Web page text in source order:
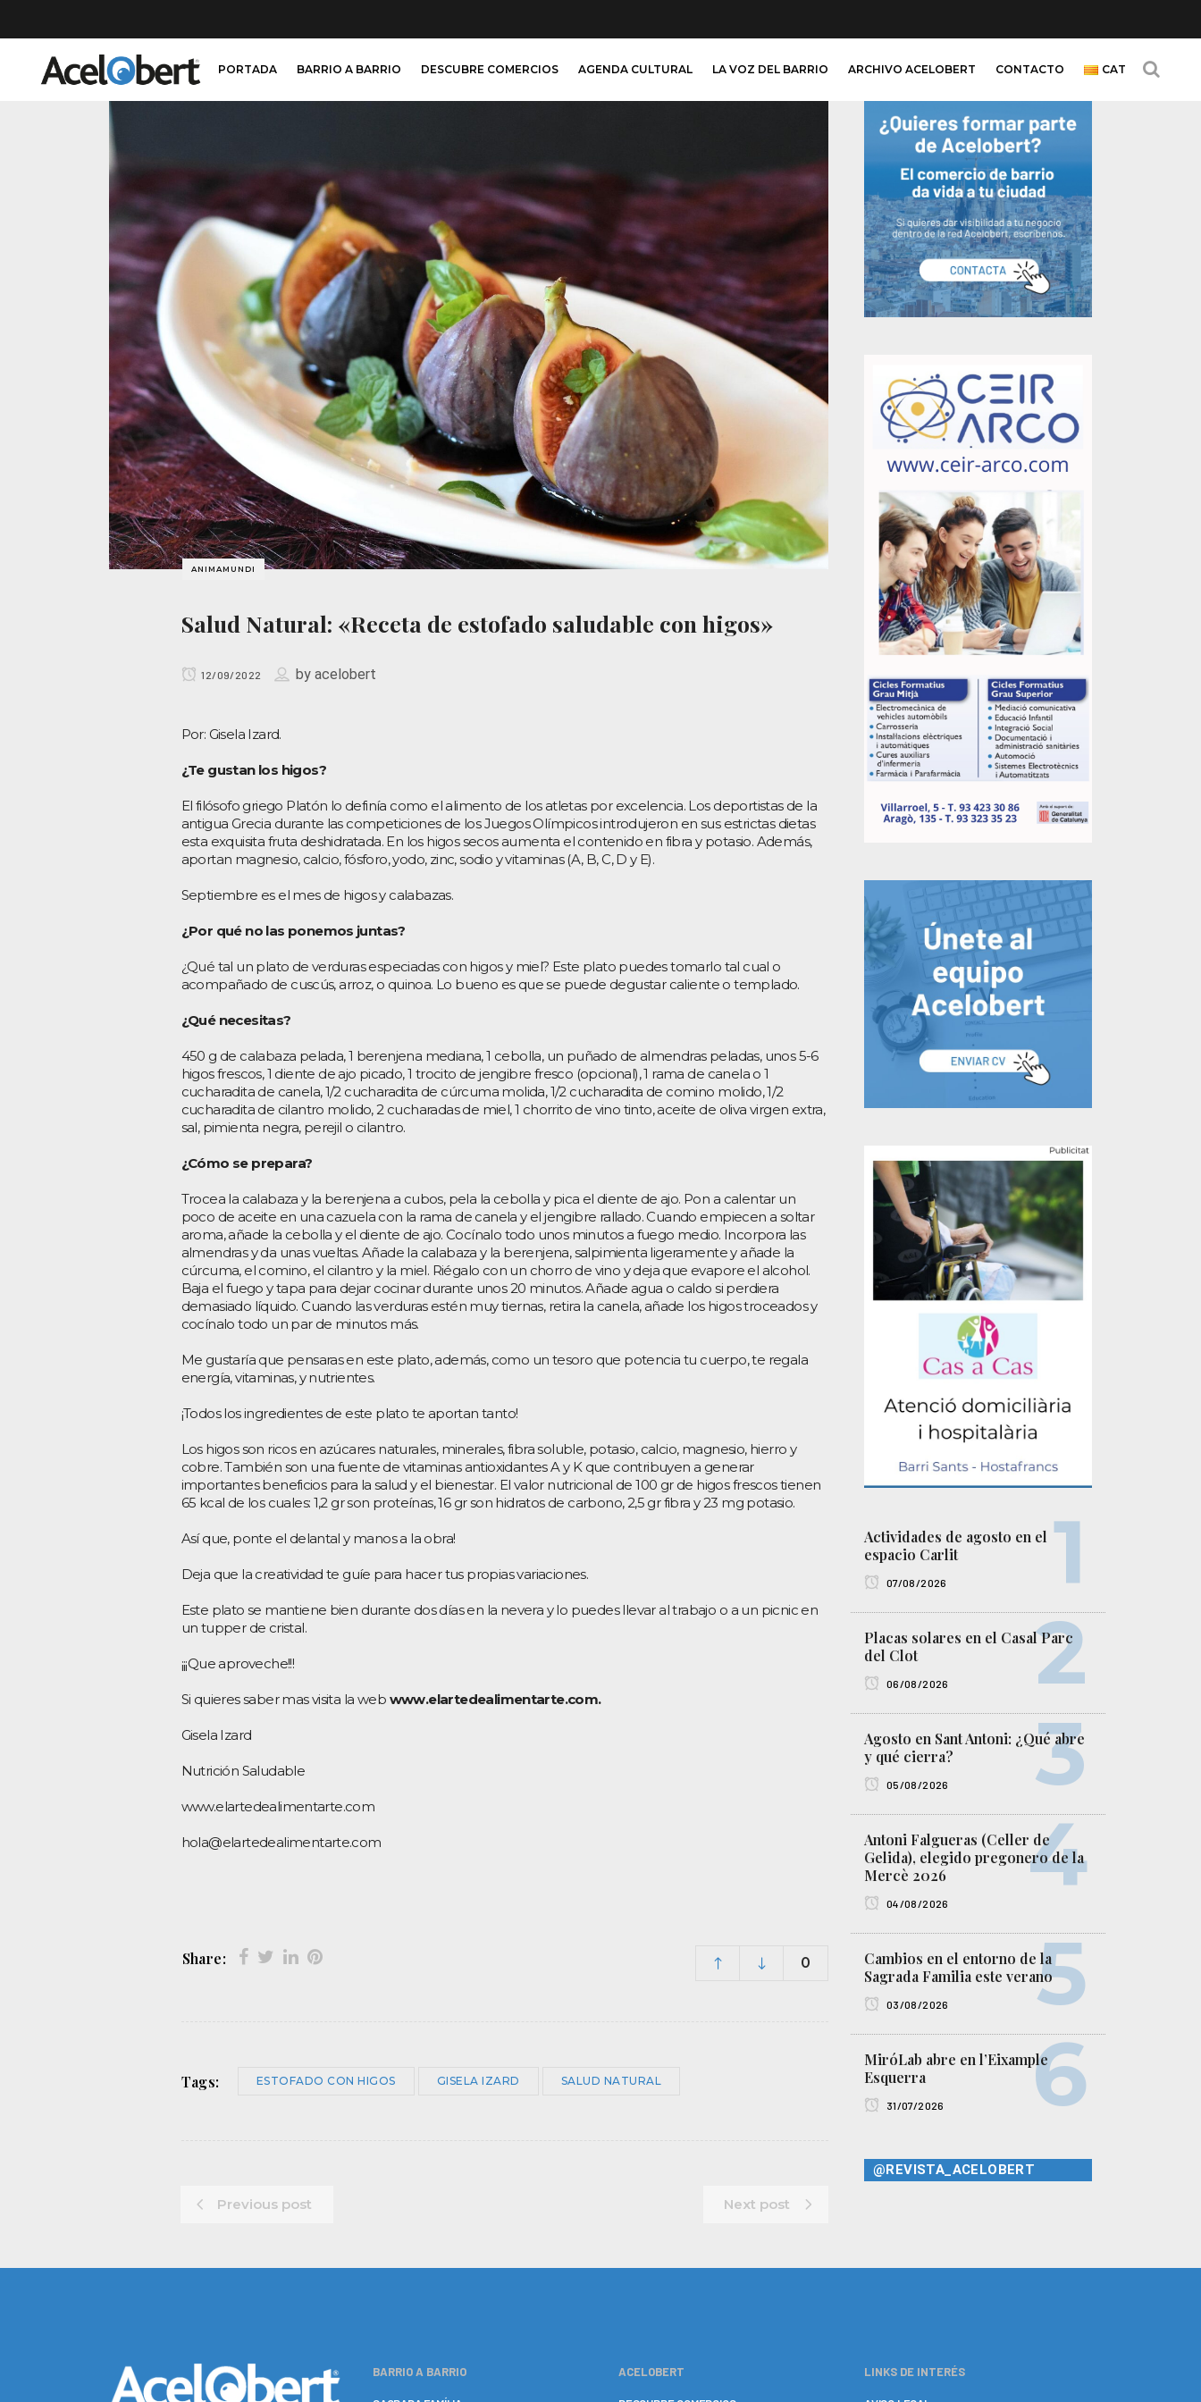
PORTADA BARRIO A BARRIO DESCUBRE COMERCIOS AGENDA CULTURAL LA VOZ DEL BARRIO ARCHIVO ACELOBERT CONTACTO CAT
ANIMAMUNDI
Salud Natural: «Receta de estofado saludable con higos»
12/09/2022 byacelobert
Por: Gisela Izard.
¿Te gustan los higos?
El filósofo griego Platón lo definía como el alimento de los atletas por excelencia. Los deportistas de la
antigua Grecia durante las competiciones de los Juegos Olímpicos introdujeron en sus estrictas dietas
esta exquisita fruta deshidratada. En los higos secos aumenta el contenido en fibra y potasio. Además,
aportan magnesio, calcio, fósforo, yodo, zinc, sodio y vitaminas (A, B, C, D y E).
Septiembre es el mes de higos y calabazas.
¿Por qué no las ponemos juntas?
¿Qué tal un plato de verduras especiadas con higos y miel? Este plato puedes tomarlo tal cual o
acompañado de cuscús, arroz, o quinoa. Lo bueno es que se puede degustar caliente o templado.
¿Qué necesitas?
450 g de calabaza pelada, 1 berenjena mediana, 1 cebolla, un puñado de almendras peladas, unos 5-6
higos frescos, 1 diente de ajo picado, 1 trocito de jengibre fresco (opcional), 1 rama de canela o 1
cucharadita de canela, 1/2 cucharadita de cúrcuma molida, 1/2 cucharadita de comino molido, 1/2
cucharadita de cilantro molido, 2 cucharadas de miel, 1 chorrito de vino tinto, aceite de oliva virgen extra,
sal, pimienta negra, perejil o cilantro.
¿Cómo se prepara?
Trocea la calabaza y la berenjena a cubos, pela la cebolla y pica el diente de ajo. Pon a calentar un
poco de aceite en una cazuela con la rama de canela y el jengibre rallado. Cuando empiecen a soltar
aroma, añade la cebolla y el diente de ajo. Cocínalo todo unos minutos a fuego medio. Incorpora las
almendras y da unas vueltas. Añade la calabaza y la berenjena, salpimienta ligeramente y añade la
cúrcuma, el comino, el cilantro y la miel. Riégalo con un chorro de vino y deja que evapore el alcohol.
Baja el fuego y tapa para dejar cocinar durante unos 20 minutos. Añade agua o caldo si perdiera
demasiado líquido. Cuando las verduras estén muy tiernas, retira la canela, añade los higos troceados y
cocínalo todo un par de minutos más.
Me gustaría que pensaras en este plato, además, como un tesoro que potencia tu cuerpo, te regala
energía, vitaminas, y nutrientes.
¡Todos los ingredientes de este plato te aportan tanto!
Los higos son ricos en azúcares naturales, minerales, fibra soluble, potasio, calcio, magnesio, hierro y
cobre. También son una fuente de vitaminas antioxidantes A y K que contribuyen a generar
importantes beneficios para la salud y el bienestar. El valor nutricional de 100 gr de higos frescos tienen
65 kcal de los cuales: 1,2 gr son proteínas, 16 gr son hidratos de carbono, 2,5 gr fibra y 23 mg potasio.
Así que, ponte el delantal y manos a la obra!
Deja que la creatividad te guíe para hacer tus propias variaciones.
Este plato se mantiene bien durante dos días en la nevera y lo puedes llevar al trabajo o a un picnic en
un tupper de cristal.
¡¡¡Que aproveche!!!
Si quieres saber mas visita la web www.elartedealimentarte.com.
Gisela Izard
Nutrición Saludable
www.elartedealimentarte.com
hola@elartedealimentarte.com
Share: 0
Tags: ESTOFADO CON HIGOS GISELA IZARD SALUD NATURAL
Previous post Next post
Actividades de agosto en el
espacio Carlit
07/08/2026
Placas solares en el Casal Parc
del Clot
06/08/2026
Agosto en Sant Antoni: ¿Qué abre
y qué cierra?
05/08/2026
Antoni Falgueras (Celler de
Gelida), elegido pregonero de la
Mercè 2026
04/08/2026
Cambios en el entorno de la
Sagrada Familia este verano
03/08/2026
MiróLab abre en l’Eixample
Esquerra
31/07/2026
@REVISTA_ACELOBERT
BARRIO A BARRIO ACELOBERT LINKS DE INTERÉS